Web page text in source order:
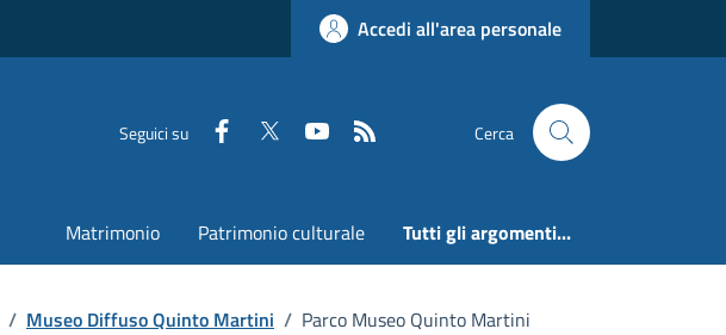
Accedi all'area personale
Seguici su Faceboook
Twitter Youtube Cerca
Matrimonio Patrimonio culturale Tutti gli argomenti...
/ Museo Diffuso Quinto Martini / Parco Museo Quinto Martini